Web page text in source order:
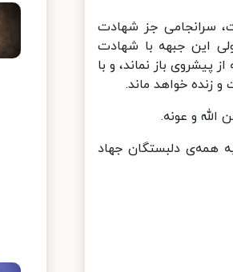
سرانجامی جز شهادت
این جبهه با شهادت
باز نماند، و با
خواهد ماند.
و عونه.
همه‌ی دلبستگان جهاد